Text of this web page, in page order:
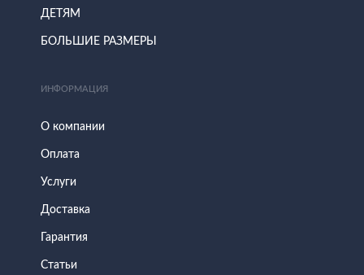
ДЕТЯМ
БОЛЬШИЕ РАЗМЕРЫ
ИНФОРМАЦИЯ
О компании
Оплата
Услуги
Доставка
Гарантия
Статьи